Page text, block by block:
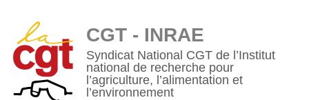
CGT - INRAE
Syndicat National CGT de l’Institut
national de recherche pour
l’agriculture, l’alimentation et
l’environnement